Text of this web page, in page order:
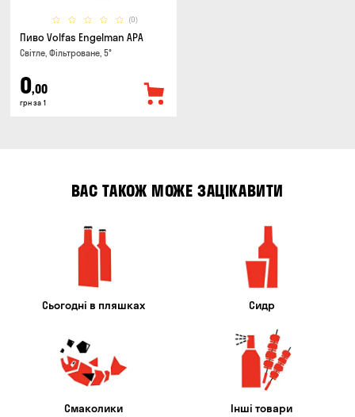
(0)
Пиво Volfas Engelman APA
Світле, Фільтроване, 5°
0,00
грн за 1
ВАС ТАКОЖ МОЖЕ ЗАЦІКАВИТИ
Сьогодні в пляшках Сидр
Смаколики Інші товари